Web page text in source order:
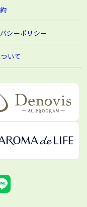
シーポリシー
いて